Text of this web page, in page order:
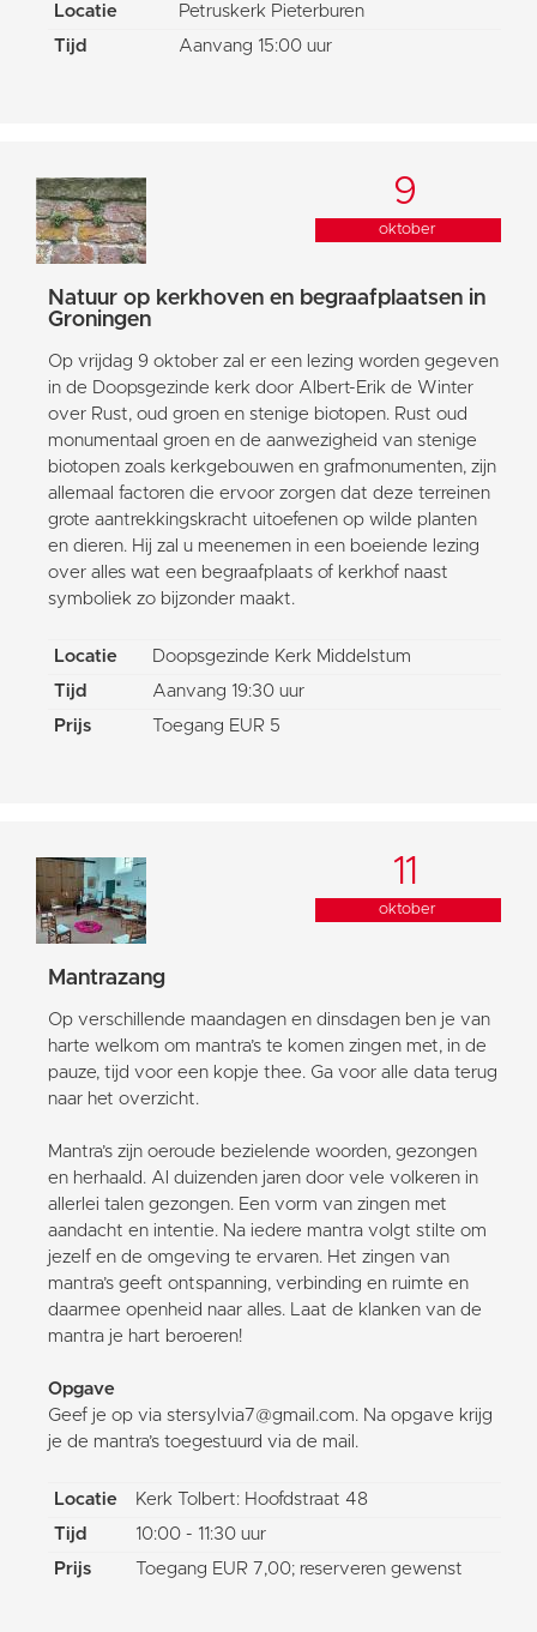
Locatie
Petruskerk Pieterburen
Tijd
Aanvang 15:00 uur
9
oktober
Natuur op kerkhoven en begraafplaatsen in
Groningen
Op vrijdag 9 oktober zal er een lezing worden gegeven
in de Doopsgezinde kerk door Albert-Erik de Winter
over Rust, oud groen en stenige biotopen. Rust oud
monumentaal groen en de aanwezigheid van stenige
biotopen zoals kerkgebouwen en grafmonumenten, zijn
allemaal factoren die ervoor zorgen dat deze terreinen
grote aantrekkingskracht uitoefenen op wilde planten
en dieren. Hij zal u meenemen in een boeiende lezing
over alles wat een begraafplaats of kerkhof naast
symboliek zo bijzonder maakt.
Locatie
Doopsgezinde Kerk Middelstum
Tijd
Aanvang 19:30 uur
Prijs
Toegang EUR 5
11
oktober
Mantrazang
Op verschillende maandagen en dinsdagen ben je van
harte welkom om mantra’s te komen zingen met, in de
pauze, tijd voor een kopje thee. Ga voor alle data terug
naar het overzicht.
Mantra’s zijn oeroude bezielende woorden, gezongen
en herhaald. Al duizenden jaren door vele volkeren in
allerlei talen gezongen. Een vorm van zingen met
aandacht en intentie. Na iedere mantra volgt stilte om
jezelf en de omgeving te ervaren. Het zingen van
mantra’s geeft ontspanning, verbinding en ruimte en
daarmee openheid naar alles. Laat de klanken van de
mantra je hart beroeren!
Opgave
Geef je op via stersylvia7@gmail.com. Na opgave krijg
je de mantra’s toegestuurd via de mail.
Locatie
Kerk Tolbert: Hoofdstraat 48
Tijd
10:00 - 11:30 uur
Prijs
Toegang EUR 7,00; reserveren gewenst